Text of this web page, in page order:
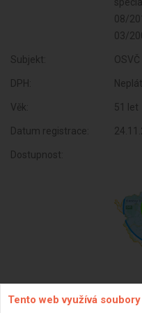
08/
03/
Subjekt: OSVČ
DPH:
Věk: 51 let
Datum registrace:
Dostupnost:
Tento web využívá